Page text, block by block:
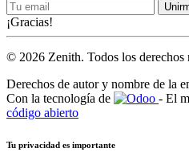
¡Gracias!
© 2026 Zenith. Todos los derechos
Derechos de autor y nombre de la
Con la tecnología de
- El
código abierto
Tu privacidad es importante